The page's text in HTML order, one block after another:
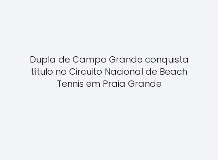
Dupla de Campo Grande conquista
título no Circuito Nacional de Beach
Tennis em Praia Grande